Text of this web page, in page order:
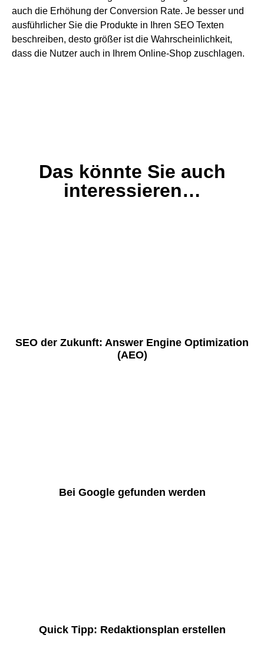
auch die Erhöhung der Conversion Rate. Je besser und
ausführlicher Sie die Produkte in Ihren SEO Texten
beschreiben, desto größer ist die Wahrscheinlichkeit,
dass die Nutzer auch in Ihrem Online-Shop zuschlagen.
Das könnte Sie auch
interessieren…
SEO der Zukunft: Answer Engine Optimization
(AEO)
Bei Google gefunden werden
Quick Tipp: Redaktionsplan erstellen